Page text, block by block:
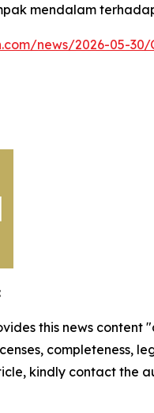
mendalam
news/2026-05-
this news
completeness,
kindly contact the